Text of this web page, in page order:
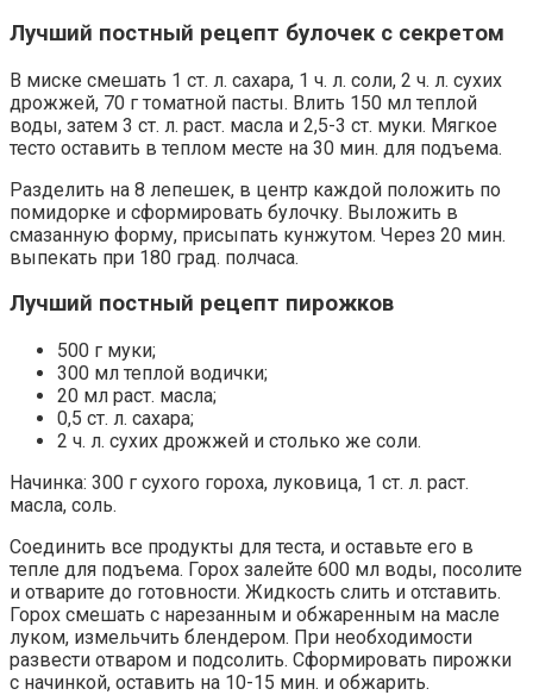
Лучший постный рецепт булочек с секретом
В миске смешать 1 ст. л. сахара, 1 ч. л. соли, 2 ч. л. сухих
дрожжей, 70 г томатной пасты. Влить 150 мл теплой
воды, затем 3 ст. л. раст. масла и 2,5-3 ст. муки. Мягкое
тесто оставить в теплом месте на 30 мин. для подъема.
Разделить на 8 лепешек, в центр каждой положить по
помидорке и сформировать булочку. Выложить в
смазанную форму, присыпать кунжутом. Через 20 мин.
выпекать при 180 град. полчаса.
Лучший постный рецепт пирожков
500 г муки;
300 мл теплой водички;
20 мл раст. масла;
0,5 ст. л. сахара;
2 ч. л. сухих дрожжей и столько же соли.
Начинка: 300 г сухого гороха, луковица, 1 ст. л. раст.
масла, соль.
Соединить все продукты для теста, и оставьте его в
тепле для подъема. Горох залейте 600 мл воды, посолите
и отварите до готовности. Жидкость слить и отставить.
Горох смешать с нарезанным и обжаренным на масле
луком, измельчить блендером. При необходимости
развести отваром и подсолить. Сформировать пирожки
с начинкой, оставить на 10-15 мин. и обжарить.